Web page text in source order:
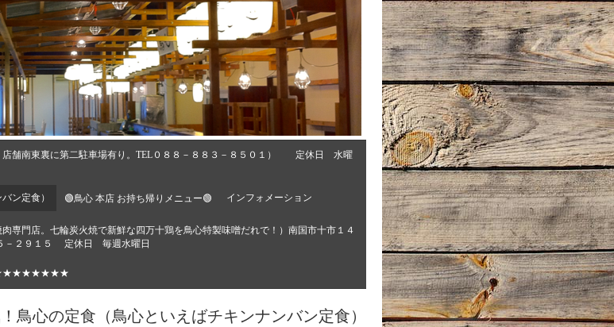
舗南東裏に第二駐車場有り。TEL０８８－８８３－８５０１） 定休日 水曜
ン定食） 🟢鳥心 本店 お持ち帰りメニュー🟢 インフォメーション
専門店。七輪炭火焼で新鮮な四万十鶏を鳥心特製味噌だれで！）南国市十市１４
－２９１５ 定休日 毎週水曜日
★★★★★★★★★
鳥心の定食（鳥心といえばチキンナンバン定食）